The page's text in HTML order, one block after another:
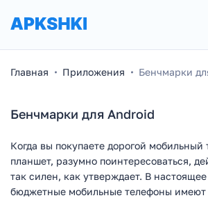
Главная Приложения Бенчмарки
Бенчмарки для Android
Когда вы покупаете дорогой мобильный
планшет, разумно поинтересоваться,
так силен, как утверждает. В
бюджетные мобильные телефоны имеют